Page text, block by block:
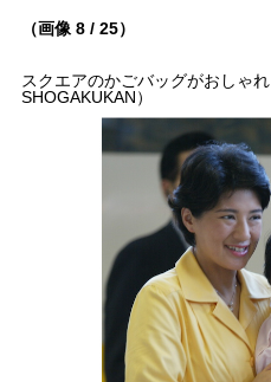
（画像 8 / 25）
スクエアのかごバッグがおしゃ
SHOGAKUKAN）